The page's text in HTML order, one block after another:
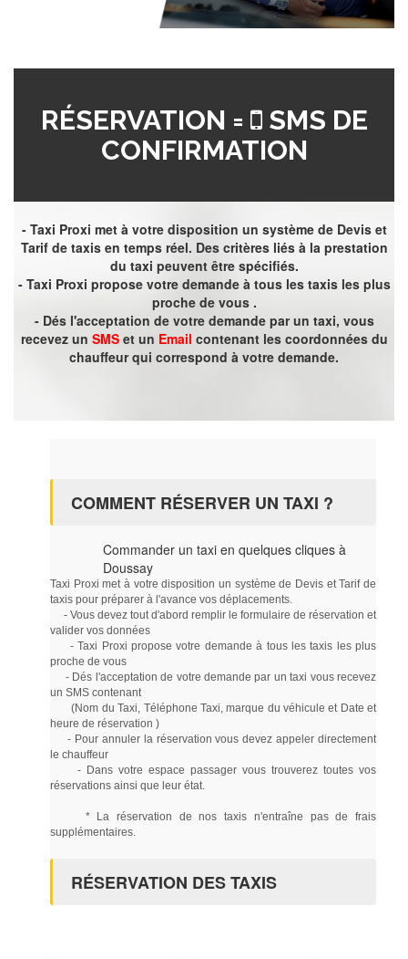
RÉSERVATION =
SMS DE
CONFIRMATION
- Taxi Proxi met à votre disposition un système de Devis et
Tarif de taxis en temps réel. Des critères liés à la prestation
du taxi peuvent être spécifiés.
- Taxi Proxi propose votre demande à tous les taxis les plus
proche de vous .
- Dés l'acceptation de votre demande par un taxi, vous
recevez un SMSet un Email contenant les coordonnées du
chauffeur qui correspond à votre demande.
COMMENT RÉSERVER UN TAXI ?
Commander un taxi en quelques cliques à
Doussay
Taxi Proxi met à votre disposition un système de Devis et Tarif de
taxis pour préparer à l'avance vos déplacements.
- Vous devez tout d'abord remplir le formulaire de réservation et
valider vos données
- Taxi Proxi propose votre demande à tous les taxis les plus
proche de vous
- Dés l'acceptation de votre demande par un taxi vous recevez
un SMS contenant
(Nom du Taxi, Téléphone Taxi, marque du véhicule et Date et
heure de réservation )
- Pour annuler la réservation vous devez appeler directement
le chauffeur
- Dans votre espace passager vous trouverez toutes vos
réservations ainsi que leur état.
* La réservation de nos taxis n'entraîne pas de frais
supplémentaires.
RÉSERVATION DES TAXIS